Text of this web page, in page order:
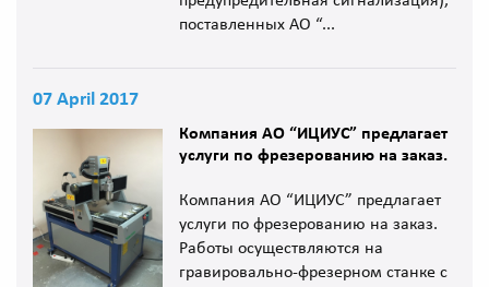
поставленных АО “...
07 April 2017
Компания АО “ИЦИУС” предлагает
услуги по фрезерованию на заказ.
Компания АО “ИЦИУС” предлагает
услуги по фрезерованию на заказ.
Работы осуществляются на
гравировально-фрезерном станке с